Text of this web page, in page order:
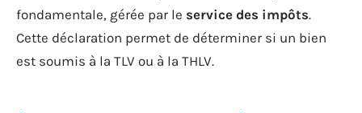
fondamentale, gérée par le service des impôts.
Cette déclaration permet de déterminer si un bien
est soumis à la TLV ou à la THLV.